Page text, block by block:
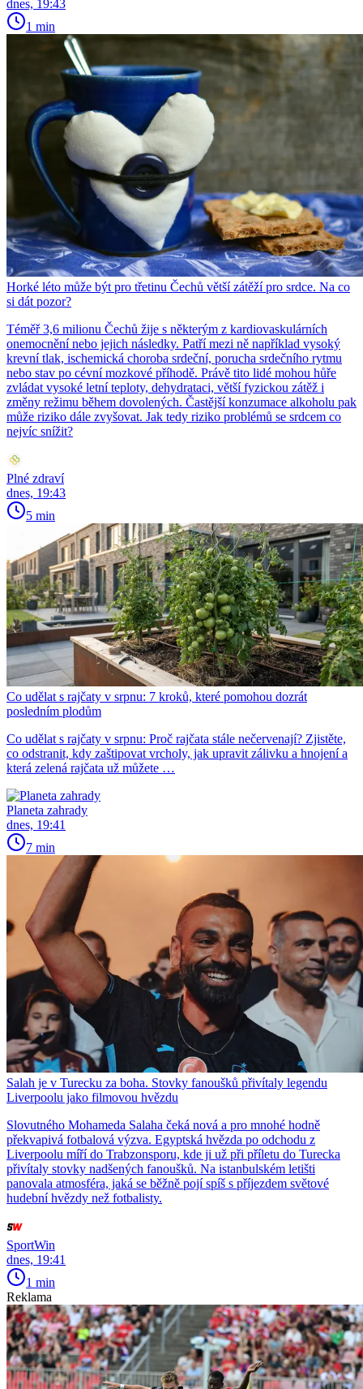
dnes, 19:43
1 min
Horké léto může být pro třetinu Čechů větší zátěží pro srdce. Na co
si dát pozor?
Téměř 3,6 milionu Čechů žije s některým z kardiovaskulárních
onemocnění nebo jejich následky. Patří mezi ně například vysoký
krevní tlak, ischemická choroba srdeční, porucha srdečního rytmu
nebo stav po cévní mozkové příhodě. Právě tito lidé mohou hůře
zvládat vysoké letní teploty, dehydrataci, větší fyzickou zátěž i
změny režimu během dovolených. Častější konzumace alkoholu pak
může riziko dále zvyšovat. Jak tedy riziko problémů se srdcem co
nejvíc snížit?
Plné zdraví
dnes, 19:43
5 min
Co udělat s rajčaty v srpnu: 7 kroků, které pomohou dozrát
posledním plodům
Co udělat s rajčaty v srpnu: Proč rajčata stále nečervenají? Zjistěte,
co odstranit, kdy zaštipovat vrcholy, jak upravit zálivku a hnojení a
která zelená rajčata už můžete …
Planeta zahrady
dnes, 19:41
7 min
Salah je v Turecku za boha. Stovky fanoušků přivítaly legendu
Liverpoolu jako filmovou hvězdu
Slovutného Mohameda Salaha čeká nová a pro mnohé hodně
překvapivá fotbalová výzva. Egyptská hvězda po odchodu z
Liverpoolu míří do Trabzonsporu, kde ji už při příletu do Turecka
přivítaly stovky nadšených fanoušků. Na istanbulském letišti
panovala atmosféra, jaká se běžně pojí spíš s příjezdem světové
hudební hvězdy než fotbalisty.
SportWin
dnes, 19:41
1 min
Reklama